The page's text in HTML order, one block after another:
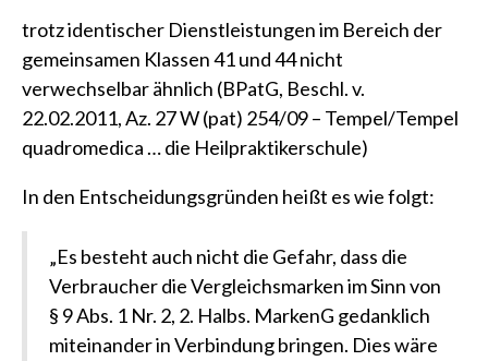
trotz identischer Dienstleistungen im Bereich der
gemeinsamen Klassen 41 und 44 nicht
verwechselbar ähnlich (BPatG, Beschl. v.
22.02.2011, Az. 27 W (pat) 254/09 – Tempel/Tempel
quadromedica … die Heilpraktikerschule)
In den Entscheidungsgründen heißt es wie folgt:
„Es besteht auch nicht die Gefahr, dass die
Verbraucher die Vergleichsmarken im Sinn von
§ 9 Abs. 1 Nr. 2, 2. Halbs. MarkenG gedanklich
miteinander in Verbindung bringen. Dies wäre